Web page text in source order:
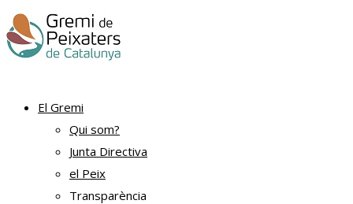
El Gremi
Qui som?
Junta Directiva
el Peix
Transparència